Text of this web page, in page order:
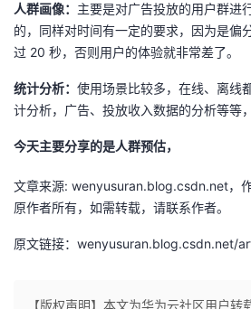
注
开
者
学
堂
我
的
我
支
持
我
的
我
人群画像： 主要是对广告投放的用户群进
的，同样对时间有一定的要求，因为是偏
过 20 秒，否则用户的体验就非常差了。
统计分析： 使用场景比较多，在线、离线
计分析，广告、投放收入数据的分析等等
今天主要分享的是人群预估，
文章来源: wenyusuran.blog.csdn.net，
原作者所有，如需转载，请联系作者。
原文链接：wenyusuran.blog.csdn.net/
【版权声明】本文为华为云社区用户转